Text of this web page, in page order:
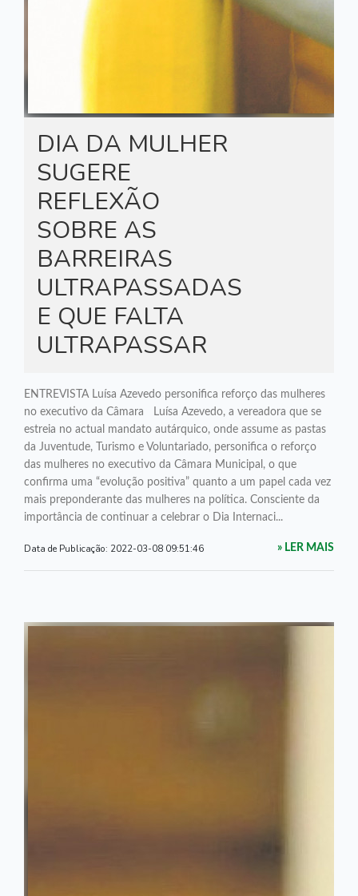
DIA DA MULHER
SUGERE
REFLEXÃO
SOBRE AS
BARREIRAS
ULTRAPASSADAS
E QUE FALTA
ULTRAPASSAR
ENTREVISTA Luísa Azevedo personifica reforço das mulheres
no executivo da Câmara Luísa Azevedo, a vereadora que se
estreia no actual mandato autárquico, onde assume as pastas
da Juventude, Turismo e Voluntariado, personifica o reforço
das mulheres no executivo da Câmara Municipal, o que
confirma uma “evolução positiva” quanto a um papel cada vez
mais preponderante das mulheres na política. Consciente da
importância de continuar a celebrar o Dia Internaci...
» LER MAIS
Data de Publicação: 2022-03-08 09:51:46